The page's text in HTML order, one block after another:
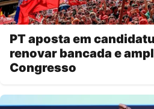
PT aposta em
renovar bancada e
Congresso